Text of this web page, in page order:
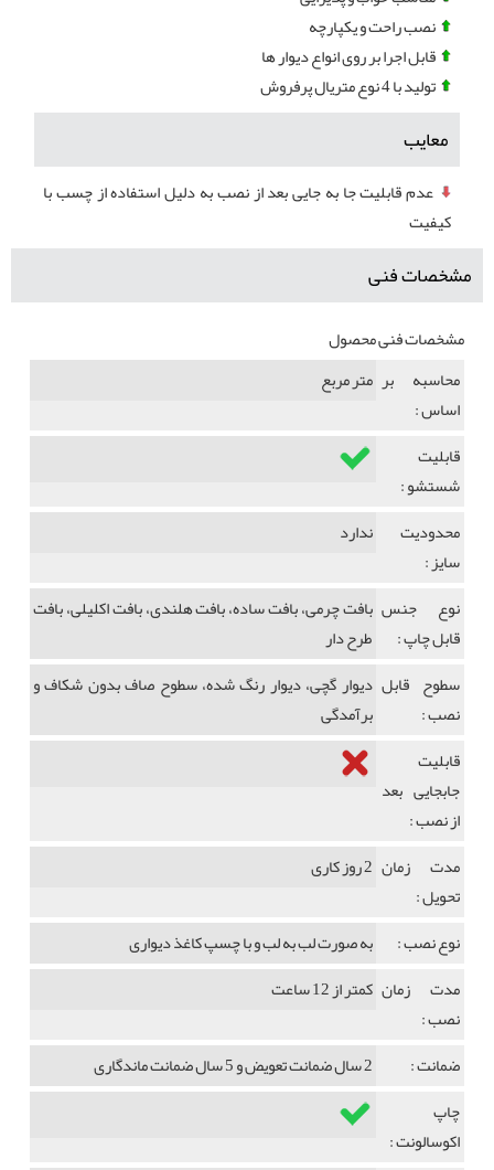
نصب راحت و یکپارچه
قابل اجرا بر روی انواع دیوار ها
تولید با 4 نوع متریال پرفروش
معایب
عدم قابلیت جا به جایی بعد از نصب به دلیل استفاده از چسب با
کیفیت
مشخصات فنی
مشخصات فنی محصول
محاسبه بر
اساس :
متر مربع
قابلیت
شستشو :
محدودیت
سایز :
ندارد
نوع جنس
قابل چاپ :
بافت چرمی، بافت ساده، بافت هلندی، بافت اکلیلی، بافت
طرح دار
سطوح قابل
نصب :
دیوار گچی، دیوار رنگ شده، سطوح صاف بدون شکاف و
برآمدگی
قابلیت
جابجایی بعد
از نصب :
مدت زمان
تحویل :
2 روز کاری
نوع نصب :
به صورت لب به لب و با چسپ کاغذ دیواری
مدت زمان
نصب :
کمتر از 12 ساعت
ضمانت :
2 سال ضمانت تعویض و 5 سال ضمانت ماندگاری
چاپ
اکوسالونت :